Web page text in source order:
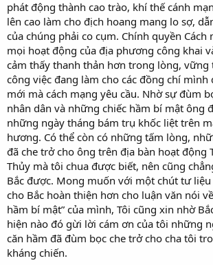
phát động thành cao trào, khí thế cánh
lên cao làm cho địch hoang mang lo sợ,
của chúng phải co cụm. Chính quyền Cách
mọi hoạt động của địa phương công khai
cảm thấy thanh thản hơn trong lòng, vững
công việc đang làm cho các đồng chí mình
mới mà cách mạng yêu cầu. Nhờ sự đùm
nhân dân và những chiếc hầm bí mật ông
những ngày tháng bám trụ khốc liệt trên
hương. Có thể còn có những tấm lòng,
đã che trở cho ông trên địa bàn hoạt động
Thủy mà tôi chua được biết, nên cũng
Bắc được. Mong muốn với một chút tư
cho Bắc hoàn thiện hơn cho luận văn nói
hầm bí mật” của mình, Tôi cũng xin nhờ
hiện nào đó gừi lời cám ơn của tôi những
căn hầm đã đùm bọc che trở cho cha tôi
kháng chiến.